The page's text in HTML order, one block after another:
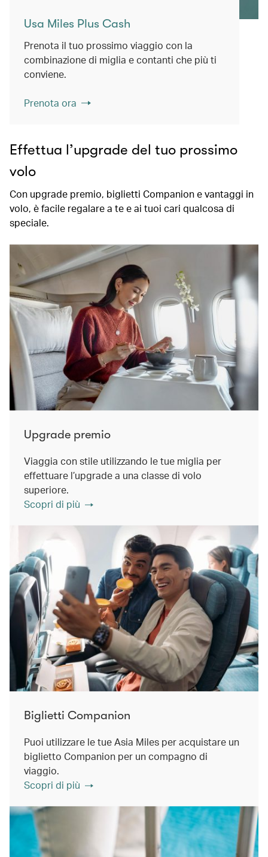
Usa Miles Plus Cash
Prenota il tuo prossimo viaggio con la
combinazione di miglia e contanti che più ti
conviene.
Prenota ora
Effettua l’upgrade del tuo prossimo
volo
Con upgrade premio, biglietti Companion e vantaggi in
volo, è facile regalare a te e ai tuoi cari qualcosa di
speciale.
Upgrade premio
Viaggia con stile utilizzando le tue miglia per
effettuare l’upgrade a una classe di volo
superiore.
Scopri di più
Biglietti Companion
Puoi utilizzare le tue Asia Miles per acquistare un
biglietto Companion per un compagno di
viaggio.
Scopri di più